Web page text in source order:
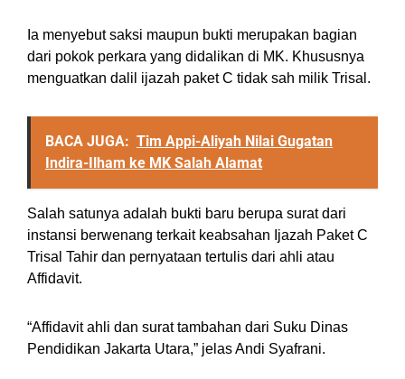
Ia menyebut saksi maupun bukti merupakan bagian
dari pokok perkara yang didalikan di MK. Khususnya
menguatkan dalil ijazah paket C tidak sah milik Trisal.
BACA JUGA: Tim Appi-Aliyah Nilai Gugatan
Indira-Ilham ke MK Salah Alamat
Salah satunya adalah bukti baru berupa surat dari
instansi berwenang terkait keabsahan Ijazah Paket C
Trisal Tahir dan pernyataan tertulis dari ahli atau
Affidavit.
“Affidavit ahli dan surat tambahan dari Suku Dinas
Pendidikan Jakarta Utara,” jelas Andi Syafrani.